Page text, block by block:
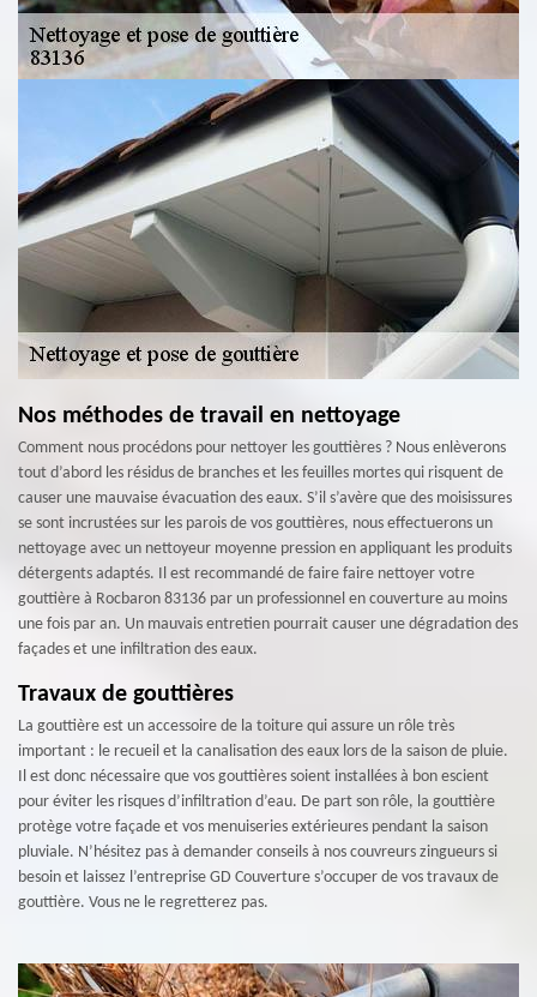
Nos méthodes de travail en nettoyage
Comment nous procédons pour nettoyer les gouttières ? Nous enlèverons
tout d’abord les résidus de branches et les feuilles mortes qui risquent de
causer une mauvaise évacuation des eaux. S’il s’avère que des moisissures
se sont incrustées sur les parois de vos gouttières, nous effectuerons un
nettoyage avec un nettoyeur moyenne pression en appliquant les produits
détergents adaptés. Il est recommandé de faire faire nettoyer votre
gouttière à Rocbaron 83136 par un professionnel en couverture au moins
une fois par an. Un mauvais entretien pourrait causer une dégradation des
façades et une infiltration des eaux.
Travaux de gouttières
La gouttière est un accessoire de la toiture qui assure un rôle très
important : le recueil et la canalisation des eaux lors de la saison de pluie.
Il est donc nécessaire que vos gouttières soient installées à bon escient
pour éviter les risques d’infiltration d’eau. De part son rôle, la gouttière
protège votre façade et vos menuiseries extérieures pendant la saison
pluviale. N’hésitez pas à demander conseils à nos couvreurs zingueurs si
besoin et laissez l’entreprise GD Couverture s’occuper de vos travaux de
gouttière. Vous ne le regretterez pas.